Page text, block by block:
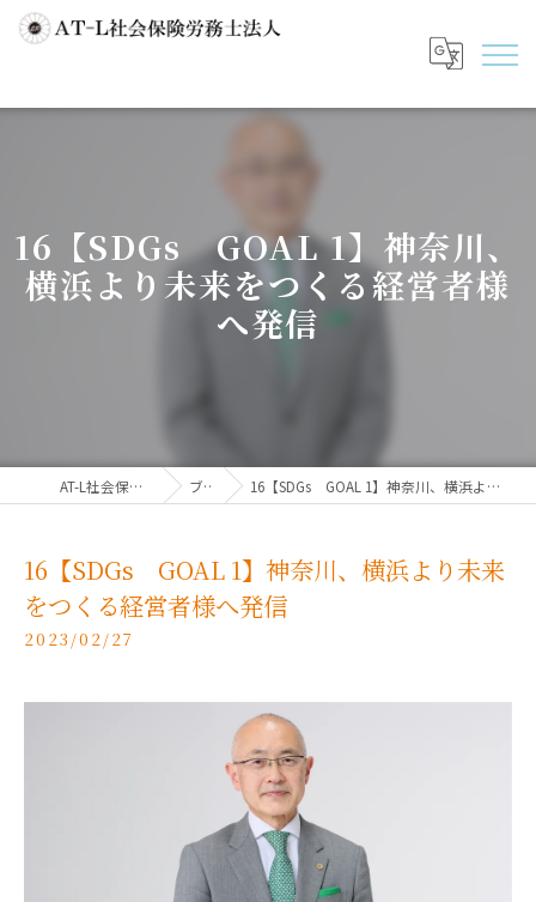
16【SDGs GOAL 1】神奈川、
横浜より未来をつくる経営者様
へ発信
AT-L社会保険労務士法人 ブログ 16【SDGs GOAL 1】神奈川、横浜より未来をつくる経営者様へ発信
16【SDGs GOAL 1】神奈川、横浜より未来
をつくる経営者様へ発信
2023/02/27